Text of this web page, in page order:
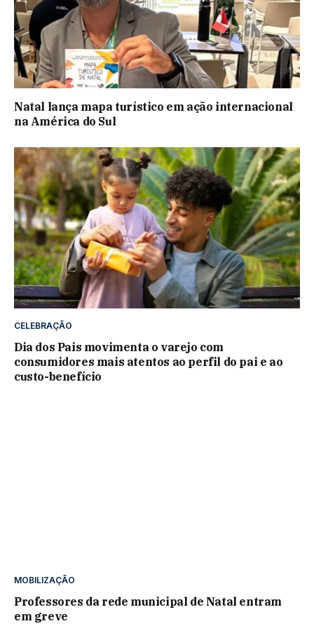
Natal lança mapa turístico em ação internacional
na América do Sul
CELEBRAÇÃO
Dia dos Pais movimenta o varejo com
consumidores mais atentos ao perfil do pai e ao
custo-benefício
MOBILIZAÇÃO
Professores da rede municipal de Natal entram
em greve